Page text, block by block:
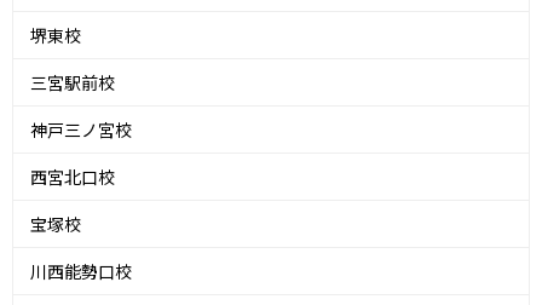
堺東校
三宮駅前校
神戸三ノ宮校
西宮北口校
宝塚校
川西能勢口校